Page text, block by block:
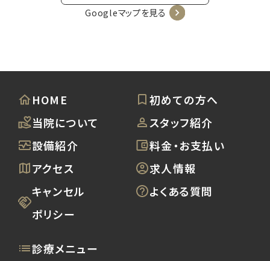
Googleマップを見る
HOME
初めての方へ
当院について
スタッフ紹介
設備紹介
料金・お支払い
アクセス
求人情報
キャンセル
ポリシー
よくある質問
診療メニュー